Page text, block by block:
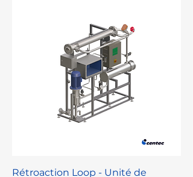
Rétroaction Loop - Unité de